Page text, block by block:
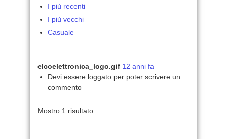
I più recenti
I più vecchi
Casuale
elcoelettronica_logo.gif 12 anni fa
Devi essere loggato per poter scrivere un
commento
Mostro 1 risultato